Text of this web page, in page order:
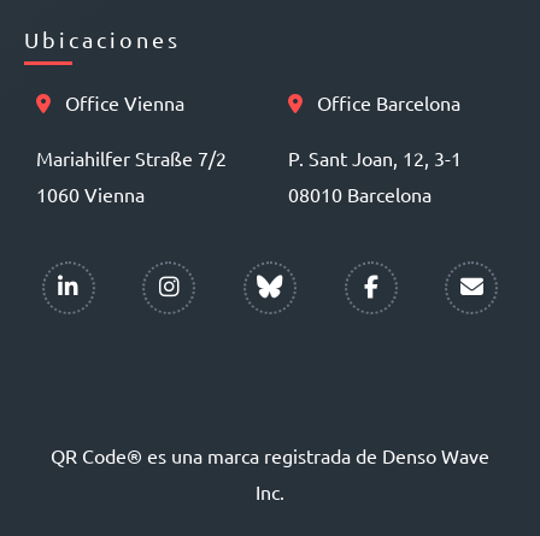
Ubicaciones
Office Vienna
Mariahilfer Straße 7/2
1060 Vienna
Office Barcelona
P. Sant Joan, 12, 3-1
08010 Barcelona
QR Code® es una marca registrada de Denso Wave
Inc.